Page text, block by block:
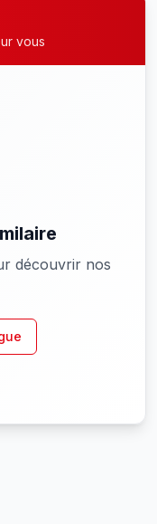
vous
découvrir nos